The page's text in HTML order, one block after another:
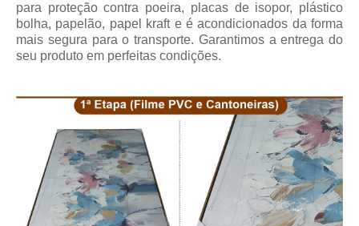
para proteção contra poeira, placas de isopor, plástico
bolha, papelão, papel kraft e é acondicionados da forma
mais segura para o transporte. Garantimos a entrega do
seu produto em perfeitas condições.